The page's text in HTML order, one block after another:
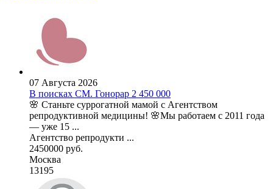
07 Августа 2026
В поисках СМ. Гонорар 2 450 000
🌸 Станьте суррогатной мамой с Агентством
репродуктивной медицины! 🌸Мы работаем с 2011 года
— уже 15 ...
Агентство репродукти ...
2450000 руб.
Москва
13195